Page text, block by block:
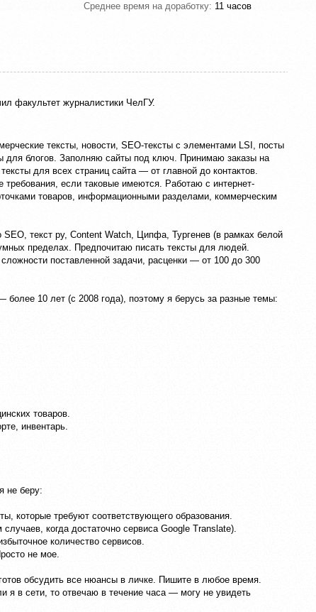
Среднее время на доработку: 11 часов
факультет журналистики ЧелГУ.
тексты, новости, SEO-тексты с элементами LSI, посты
для блогов. Заполняю сайты под ключ. Принимаю заказы на
для всех страниц сайта — от главной до контактов.
требования, если таковые имеются. Работаю с интернет-
товаров, информационными разделами, коммерческим
текст ру, Content Watch, Ципфа, Тургенев (в рамках белой
пределах. Предпочитаю писать тексты для людей.
поставленной задачи, расценки — от 100 до 300
более 10 лет (с 2008 года), поэтому я берусь за разные темы:
товаров.
инвентарь.
не беру:
которые требуют соответствующего образования.
когда достаточно сервиса Google Translate).
количество сервисов.
не мое.
обсудить все нюансы в личке. Пишите в любое время.
я в сети, то отвечаю в течение часа — могу не увидеть